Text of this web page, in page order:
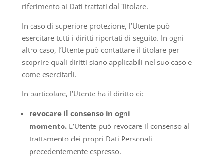
riferimento ai Dati trattati dal Titolare.
In caso di superiore protezione, l’Utente può
esercitare tutti i diritti riportati di seguito. In ogni
altro caso, l’Utente può contattare il titolare per
scoprire quali diritti siano applicabili nel suo caso e
come esercitarli.
In particolare, l’Utente ha il diritto di:
revocare il consenso in ogni
momento. L’Utente può revocare il consenso al
trattamento dei propri Dati Personali
precedentemente espresso.